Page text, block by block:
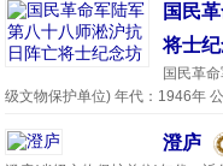
国民
将士
国民革
级文物保护单位) 年代：1946年
澄庐